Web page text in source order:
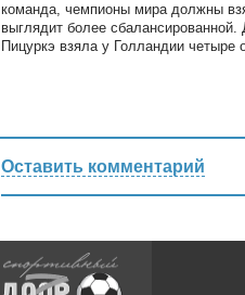
команда, чемпионы мира должны
выглядит более
Пицуркэ взяла у Голландии четыре
Оставить комментарий